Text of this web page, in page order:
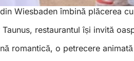
Wiesbaden îmbină plăcerea
Taunus, restaurantul își invită
romantică, o petrecere